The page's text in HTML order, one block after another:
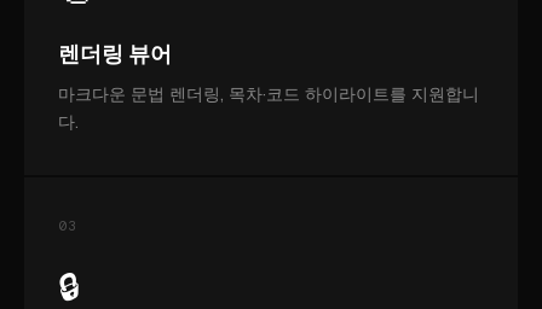
렌더링 뷰어
마크다운 문법 렌더링, 목차·코드 하이라이트를 지원합니
다.
03
🔒